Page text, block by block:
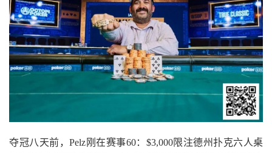
夺冠八天前，Pelz刚在赛事60：$3,000限注德州扑克六人桌